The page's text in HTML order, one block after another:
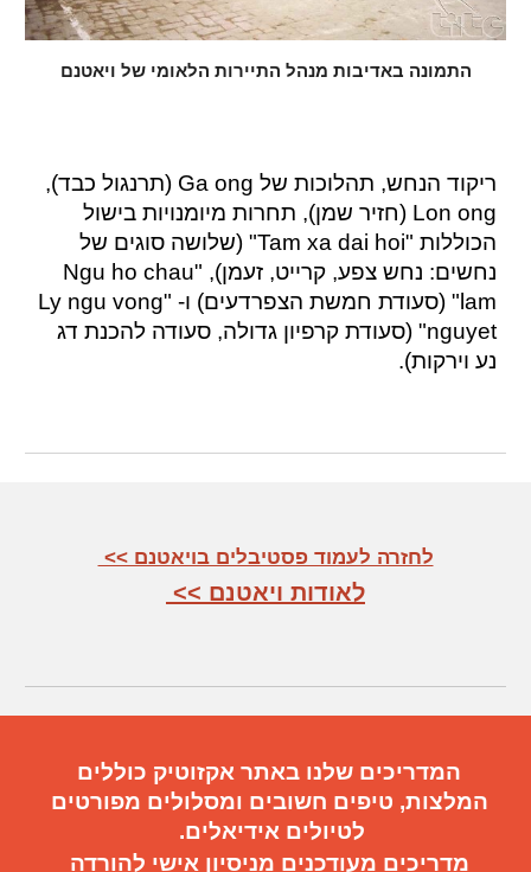
התמונה באדיבות מנהל התיירות הלאומי של ויאטנם
ריקוד הנחש, תהלוכות של Ga ong (תרנגול כבד),
Lon ong (חזיר שמן), תחרות מיומנויות בישול
הכוללות "Tam xa dai hoi" (שלושה סוגים של
נחשים: נחש צפע, קרייט, זעמן), "Ngu ho chau
lam" (סעודת חמשת הצפרדעים) ו- "Ly ngu vong
nguyet" (סעודת קרפיון גדולה, סעודה להכנת דג
נע וירקות).
לחזרה לעמוד פסטיבלים בויאטנם >>
לאודות ויאטנם >>
המדריכים שלנו באתר אקזוטיק כוללים
המלצות, טיפים חשובים ומסלולים מפורטים
לטיולים אידיאלים.
מדריכים מעודכנים מניסיון אישי להורדה